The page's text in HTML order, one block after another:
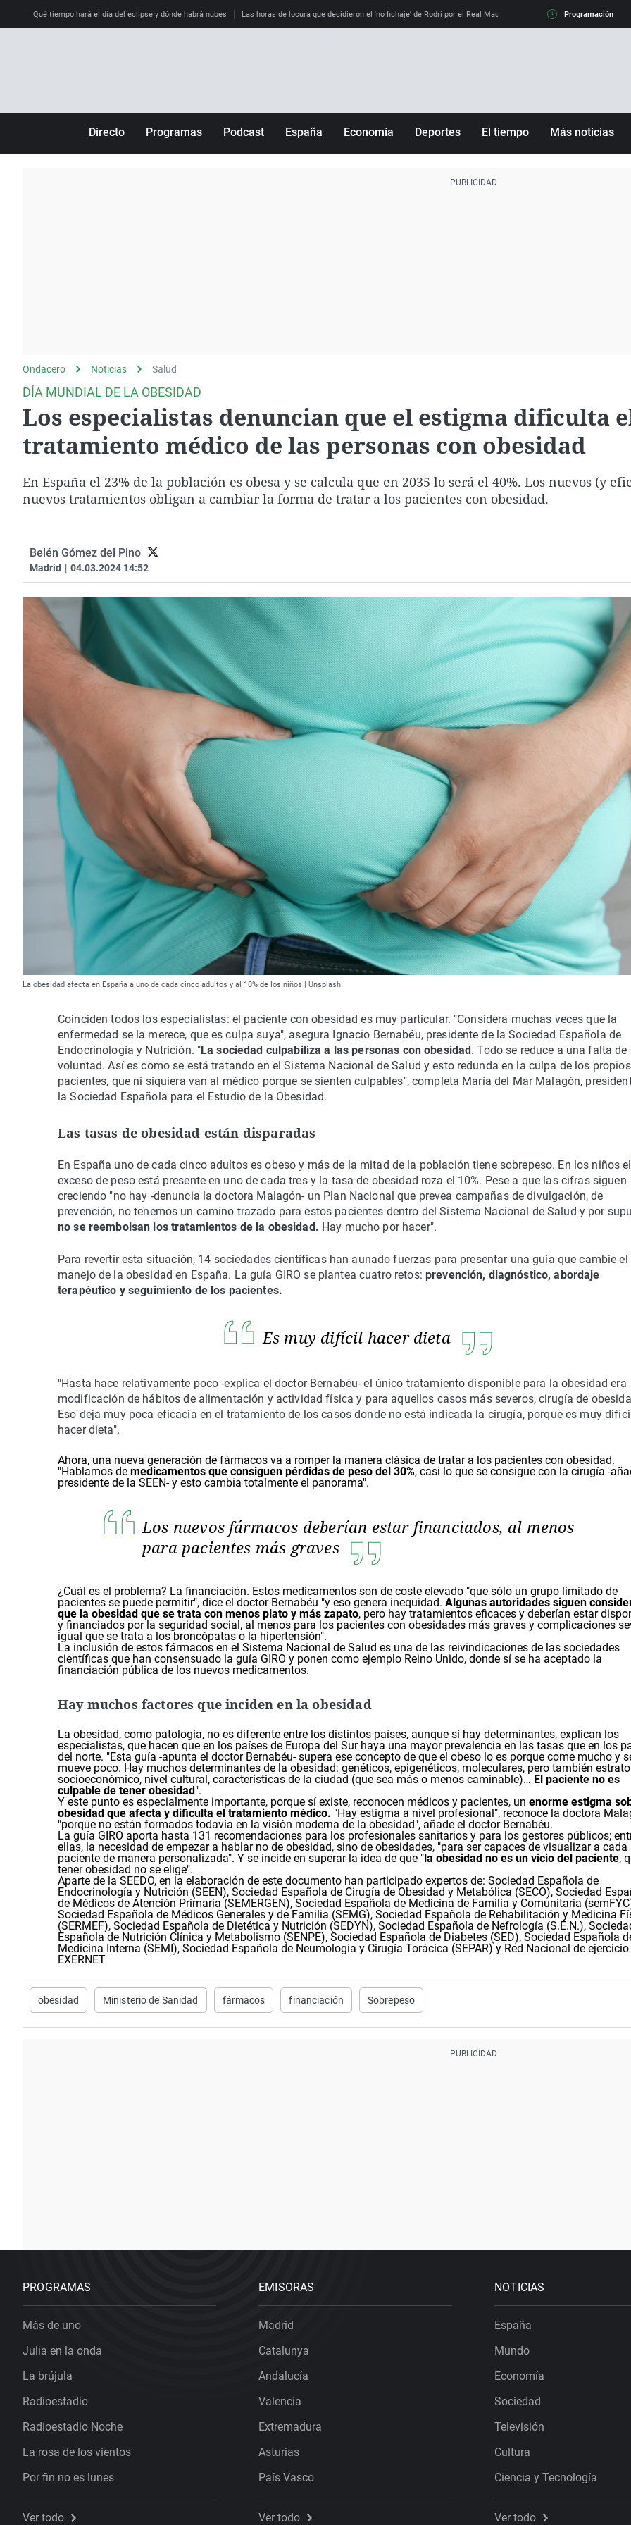
Qué tiempo hará el día del eclipse y dónde habrá nubes Las horas de locura que decidieron el 'no fichaje' de Rodri por el Real Madrid y su 'sí' al Barça La llamada
Programación
Directo Programas
Como el perro y el
Podcast
Operación Viuda
España
País Vasco
Economía Deportes El tiempo Más noticias
Ondacero Noticias Salud
DÍA MUNDIAL DE LA OBESIDAD
Los especialistas denuncian que el estigma dificulta
tratamiento médico de las personas con obesidad
En España el 23% de la población es obesa y se calcula que en 2035 lo será el 40%. Los nuevos (y
nuevos tratamientos obligan a cambiar la forma de tratar a los pacientes con obesidad.
Belén Gómez del Pino
Madrid | 04.03.2024 14:52
La obesidad afecta en España a uno de cada cinco adultos y al 10% de los niños | Unsplash
Coinciden todos los especialistas: el paciente con obesidad es muy particular. "Considera muchas veces que la
enfermedad se la merece, que es culpa suya", asegura Ignacio Bernabéu, presidente de la Sociedad Española de
Endocrinología y Nutrición. "La sociedad culpabiliza a las personas con obesidad . Todo se reduce a una falta de
voluntad. Así es como se está tratando en el Sistema Nacional de Salud y esto redunda en la culpa de los propios
pacientes, que ni siquiera van al médico porque se sienten culpables", completa María del Mar Malagón,
la Sociedad Española para el Estudio de la Obesidad.
Las tasas de obesidad están disparadas
En España uno de cada cinco adultos es obeso y más de la mitad de la población tiene sobrepeso. En los niños el
exceso de peso está presente en uno de cada tres y la tasa de obesidad roza el 10%. Pese a que las cifras siguen
creciendo "no hay -denuncia la doctora Malagón- un Plan Nacional que prevea campañas de divulgación, de
prevención, no tenemos un camino trazado para estos pacientes dentro del Sistema Nacional de Salud y por
no se reembolsan los tratamientos de la obesidad. Hay mucho por hacer".
Para revertir esta situación, 14 sociedades científicas han aunado fuerzas para presentar una guía que cambie el
manejo de la obesidad en España. La guía GIRO se plantea cuatro retos: prevención, diagnóstico, abordaje
terapéutico y seguimiento de los pacientes.
Es muy difícil hacer dieta
"Hasta hace relativamente poco -explica el doctor Bernabéu- el único tratamiento disponible para la obesidad era
modificación de hábitos de alimentación y actividad física y para aquellos casos más severos, cirugía de
Eso deja muy poca eficacia en el tratamiento de los casos donde no está indicada la cirugía, porque es muy
hacer dieta".
Ahora, una nueva generación de fármacos va a romper la manera clásica de tratar a los pacientes con obesidad.
"Hablamos de medicamentos que consiguen pérdidas de peso del 30%, casi lo que se consigue con la cirugía -
presidente de la SEEN- y esto cambia totalmente el panorama".
Los nuevos fármacos deberían estar financiados, al menos
para pacientes más graves
¿Cuál es el problema? La financiación. Estos medicamentos son de coste elevado "que sólo un grupo limitado de
pacientes se puede permitir", dice el doctor Bernabéu "y eso genera inequidad. Algunas autoridades siguen
que la obesidad que se trata con menos plato y más zapato, pero hay tratamientos eficaces y deberían estar
y financiados por la seguridad social, al menos para los pacientes con obesidades más graves y complicaciones
igual que se trata a los broncópatas o la hipertensión".
La inclusión de estos fármacos en el Sistema Nacional de Salud es una de las reivindicaciones de las sociedades
científicas que han consensuado la guía GIRO y ponen como ejemplo Reino Unido, donde sí se ha aceptado la
financiación pública de los nuevos medicamentos.
Hay muchos factores que inciden en la obesidad
La obesidad, como patología, no es diferente entre los distintos países, aunque sí hay determinantes, explican los
especialistas, que hacen que en los países de Europa del Sur haya una mayor prevalencia en las tasas que en los
del norte. "Esta guía -apunta el doctor Bernabéu- supera ese concepto de que el obeso lo es porque come mucho y
mueve poco. Hay muchos determinantes de la obesidad: genéticos, epigenéticos, moleculares, pero también estrato
socioeconómico, nivel cultural, características de la ciudad (que sea más o menos caminable)… El paciente no es
culpable de tener obesidad".
Y este punto es especialmente importante, porque sí existe, reconocen médicos y pacientes, un enorme estigma
obesidad que afecta y dificulta el tratamiento médico. "Hay estigma a nivel profesional", reconoce la doctora
"porque no están formados todavía en la visión moderna de la obesidad", añade el doctor Bernabéu.
La guía GIRO aporta hasta 131 recomendaciones para los profesionales sanitarios y para los gestores públicos;
ellas, la necesidad de empezar a hablar no de obesidad, sino de obesidades, "para ser capaces de visualizar a cada
paciente de manera personalizada". Y se incide en superar la idea de que "la obesidad no es un vicio del paciente,
tener obesidad no se elige".
Aparte de la SEEDO, en la elaboración de este documento han participado expertos de: Sociedad Española de
Endocrinología y Nutrición (SEEN), Sociedad Española de Cirugía de Obesidad y Metabólica (SECO), Sociedad
de Médicos de Atención Primaria (SEMERGEN), Sociedad Española de Medicina de Familia y Comunitaria
Sociedad Española de Médicos Generales y de Familia (SEMG), Sociedad Española de Rehabilitación y Medicina
(SERMEF), Sociedad Española de Dietética y Nutrición (SEDYN), Sociedad Española de Nefrología (S.E.N.),
Española de Nutrición Clínica y Metabolismo (SENPE), Sociedad Española de Diabetes (SED), Sociedad Española
Medicina Interna (SEMI), Sociedad Española de Neumología y Cirugía Torácica (SEPAR) y Red Nacional de ejercicio
EXERNET
obesidad Ministerio de Sanidad fármacos financiación Sobrepeso
PROGRAMAS
Más de uno
Julia en la onda
La brújula
Radioestadio
Radioestadio Noche
La rosa de los vientos
Por fin no es lunes
Ver todo
EMISORAS
Madrid
Catalunya
Andalucía
Valencia
Extremadura
Asturias
País Vasco
Ver todo
NOTICIAS
España
Mundo
Economía
Sociedad
Televisión
Cultura
Ciencia y Tecnología
Ver todo